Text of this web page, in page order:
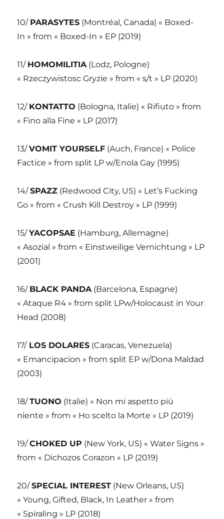
10/ PARASYTES (Montréal, Canada) « Boxed-
In » from « Boxed-In » EP (2019)
11/ HOMOMILITIA(Lodz, Pologne)
« Rzeczywistosc Gryzie » from « s/t » LP (2020)
12/ KONTATTO (Bologna, Italie) « Rifiuto » from
« Fino alla Fine » LP (2017)
13/VOMIT YOURSELF (Auch, France) « Police
Factice » from split LP w/Enola Gay (1995)
14/SPAZZ (Redwood City, US) « Let’s Fucking
Go » from « Crush Kill Destroy » LP (1999)
15/YACOPSAE (Hamburg, Allemagne)
« Asozial » from « Einstweilige Vernichtung » LP
(2001)
16/ BLACK PANDA(Barcelona, Espagne)
« Ataque R4 » from split LPw/Holocaust in Your
Head (2008)
17/LOS DOLARES (Caracas, Venezuela)
« Emancipacion » from split EP w/Dona Maldad
(2003)
18/TUONO (Italie) « Non mi aspetto più
niente » from « Ho scelto la Morte » LP (2019)
19/CHOKED UP (New York, US) « Water Signs »
from « Dichozos Corazon » LP (2019)
20/SPECIAL INTEREST (New Orleans, US)
« Young, Gifted, Black, In Leather » from
« Spiraling » LP (2018)